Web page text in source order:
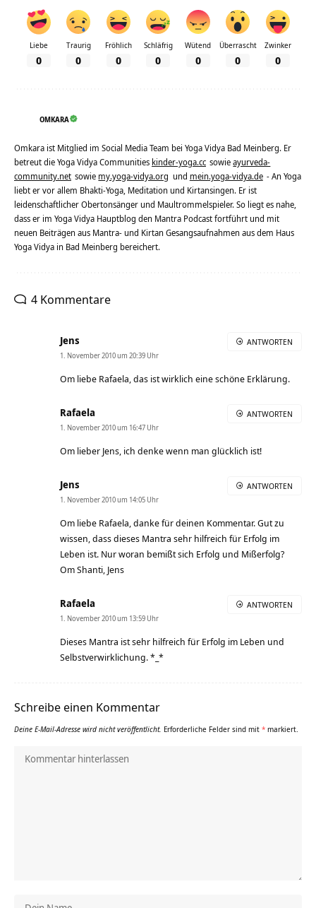
Liebe
0
Traurig
0
Fröhlich
0
Schläfrig
0
Wütend
0
Überrascht
0
Zwinker
0
OMKARA
Omkara ist Mitglied im Social Media Team bei Yoga Vidya Bad Meinberg. Er
betreut die Yoga Vidya Communities kinder-yoga.cc sowieayurveda-
community.net sowie my.yoga-vidya.org und mein.yoga-vidya.de - An Yoga
liebt er vor allem Bhakti-Yoga, Meditation und Kirtansingen. Er ist
leidenschaftlicher Obertonsänger und Maultrommelspieler. So liegt es nahe,
dass er im Yoga Vidya Hauptblog den Mantra Podcast fortführt und mit
neuen Beiträgen aus Mantra- und Kirtan Gesangsaufnahmen aus dem Haus
Yoga Vidya in Bad Meinberg bereichert.
4 Kommentare
Jens
1. November 2010 um 20:39 Uhr
Om liebe Rafaela, das ist wirklich eine schöne Erklärung.
ANTWORTEN
Rafaela
1. November 2010 um 16:47 Uhr
Om lieber Jens, ich denke wenn man glücklich ist!
ANTWORTEN
Jens
1. November 2010 um 14:05 Uhr
Om liebe Rafaela, danke für deinen Kommentar. Gut zu
wissen, dass dieses Mantra sehr hilfreich für Erfolg im
Leben ist. Nur woran bemißt sich Erfolg und Mißerfolg?
Om Shanti, Jens
ANTWORTEN
Rafaela
1. November 2010 um 13:59 Uhr
Dieses Mantra ist sehr hilfreich für Erfolg im Leben und
Selbstverwirklichung. *_*
ANTWORTEN
Schreibe einen Kommentar
Deine E-Mail-Adresse wird nicht veröffentlicht. Erforderliche Felder sind mit * markiert.